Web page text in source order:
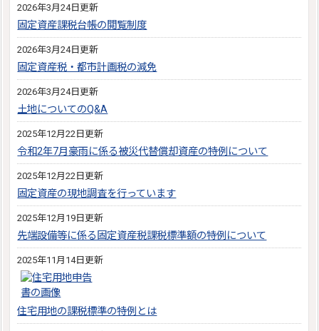
2026年3月24日更新
固定資産課税台帳の閲覧制度
2026年3月24日更新
固定資産税・都市計画税の減免
2026年3月24日更新
土地についてのQ&A
2025年12月22日更新
令和2年7月豪雨に係る被災代替償却資産の特例について
2025年12月22日更新
固定資産の現地調査を行っています
2025年12月19日更新
先端設備等に係る固定資産税課税標準額の特例について
2025年11月14日更新
住宅用地の課税標準の特例とは